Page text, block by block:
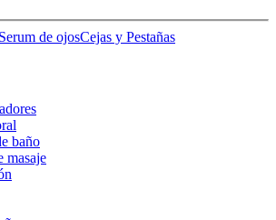
Serum de ojosCejas y Pestañas
baño
masaje